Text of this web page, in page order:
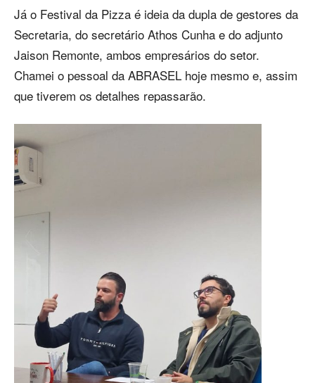
Já o Festival da Pizza é ideia da dupla de gestores da
Secretaria, do secretário Athos Cunha e do adjunto
Jaison Remonte, ambos empresários do setor.
Chamei o pessoal da ABRASEL hoje mesmo e, assim
que tiverem os detalhes repassarão.